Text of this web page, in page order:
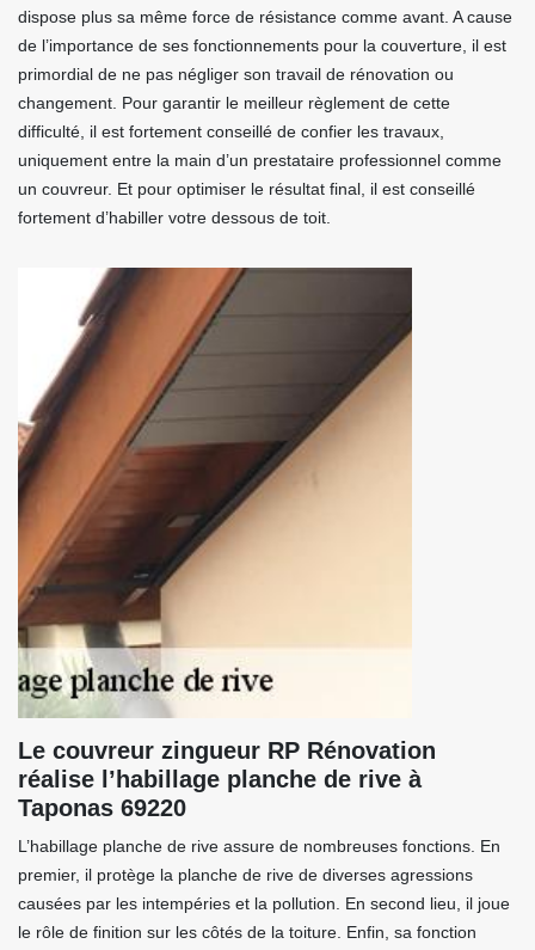
dispose plus sa même force de résistance comme avant. A cause
de l’importance de ses fonctionnements pour la couverture, il est
primordial de ne pas négliger son travail de rénovation ou
changement. Pour garantir le meilleur règlement de cette
difficulté, il est fortement conseillé de confier les travaux,
uniquement entre la main d’un prestataire professionnel comme
un couvreur. Et pour optimiser le résultat final, il est conseillé
fortement d’habiller votre dessous de toit.
Le couvreur zingueur RP Rénovation
réalise l’habillage planche de rive à
Taponas 69220
L’habillage planche de rive assure de nombreuses fonctions. En
premier, il protège la planche de rive de diverses agressions
causées par les intempéries et la pollution. En second lieu, il joue
le rôle de finition sur les côtés de la toiture. Enfin, sa fonction